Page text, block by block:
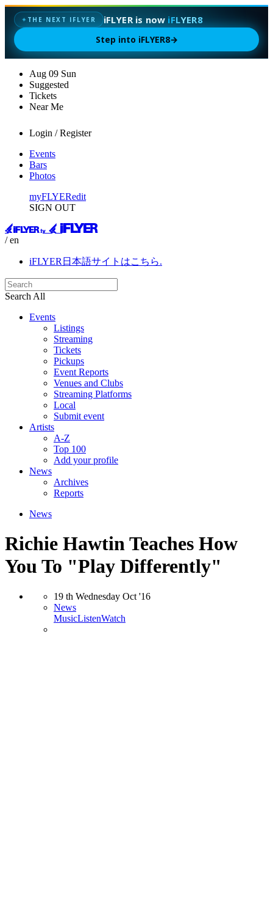
✦ THE NEXT IFLYER iFLYER is now iFLYER8
Step into iFLYER8→
Aug 09 Sun
Suggested
Tickets
Near Me
Login / Register
Events
Bars
Photos
myFLYERedit
SIGN OUT
/ en
iFLYER日本語サイトはこちら.
Search All
Events
Listings
Streaming
Tickets
Pickups
Event Reports
Venues and Clubs
Streaming Platforms
Local
Submit event
Artists
A-Z
Top 100
Add your profile
News
Archives
Reports
News
Richie Hawtin Teaches How
You To "Play Differently"
19 th Wednesday Oct '16
News
MusicListenWatch